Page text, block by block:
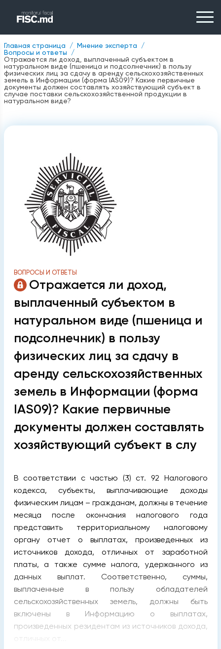
Главная страница
Мнение эксперта
Вопросы и ответы
Отражается ли доход, выплаченный субъектом в
натуральном виде (пшеница и подсолнечник) в пользу
физических лиц за сдачу в аренду сельскохозяйственных
земель в Информации (форма IAS09)? Какие первичные
документы должен составлять хозяйствующий субъект в
случае поставки сельскохозяйственной продукции в
натуральном виде?
ВОПРОСЫ И ОТВЕТЫ
Отражается ли доход,
выплаченный субъектом в
натуральном виде (пшеница и
подсолнечник) в пользу
физических лиц за сдачу в
аренду сельскохозяйственных
земель в Информации (форма
IAS09)? Какие первичные
документы должен составлять
хозяйствующий субъект в слу
В соответствии с частью (3) ст. 92 Налогового
кодекса, субъекты, выплачивающие доходы
физическим лицам – гражданам, должны в течение
месяца после окончания налогового года
представить территориальному налоговому
органу отчет о выплатах, произведенных из
источников дохода, отличных от заработной
платы, а также сумме налога, удержанного из
данных выплат. Соответственно, суммы,
выплаченные в пользу обладателей
сельскохозяйственных земель, должны быть
включены в Информацию о выплатах,
произведенных резидентам из источников дохода,